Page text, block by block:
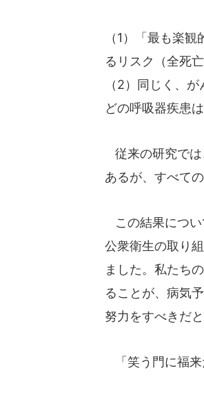
（1）「最も楽
るリスク（全死
（2）同じく、
どの呼吸器疾患
従来の研究では
あるが、すべて
この結果につい
公衆衛生の取り
ました。私たち
ることが、病気
努力をすべきだ
「笑う門に福来